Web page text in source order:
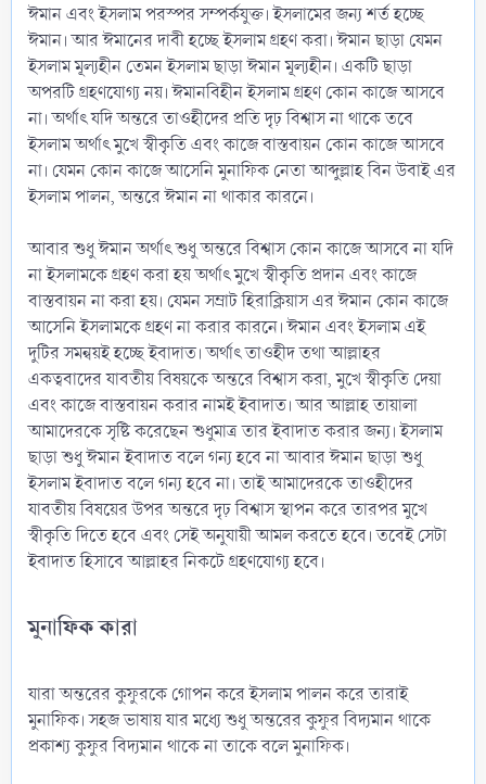
ঈমান এবং ইসলাম পরস্পর সম্পর্কযুক্ত। ইসলামের জন্য শর্ত হচ্ছে
ঈমান। আর ঈমানের দাবী হচ্ছে ইসলাম গ্রহণ করা। ঈমান ছাড়া যেমন
ইসলাম মূল্যহীন তেমন ইসলাম ছাড়া ঈমান মূল্যহীন। একটি ছাড়া
অপরটি গ্রহণযোগ্য নয়। ঈমানবিহীন ইসলাম গ্রহণ কোন কাজে আসবে
না। অর্থাৎ যদি অন্তরে তাওহীদের প্রতি দৃঢ় বিশ্বাস না থাকে তবে
ইসলাম অর্থাৎ মুখে স্বীকৃতি এবং কাজে বাস্তবায়ন কোন কাজে আসবে
না। যেমন কোন কাজে আসেনি মুনাফিক নেতা আব্দুল্লাহ বিন উবাই এর
ইসলাম পালন, অন্তরে ঈমান না থাকার কারনে।
আবার শুধু ঈমান অর্থাৎ শুধু অন্তরে বিশ্বাস কোন কাজে আসবে না যদি
না ইসলামকে গ্রহণ করা হয় অর্থাৎ মুখে স্বীকৃতি প্রদান এবং কাজে
বাস্তবায়ন না করা হয়। যেমন সম্রাট হিরাক্লিয়াস এর ঈমান কোন কাজে
আসেনি ইসলামকে গ্রহণ না করার কারনে। ঈমান এবং ইসলাম এই
দুটির সমন্বয়ই হচ্ছে ইবাদাত। অর্থাৎ তাওহীদ তথা আল্লাহর
একত্ববাদের যাবতীয় বিষয়কে অন্তরে বিশ্বাস করা, মুখে স্বীকৃতি দেয়া
এবং কাজে বাস্তবায়ন করার নামই ইবাদাত। আর আল্লাহ তায়ালা
আমাদেরকে সৃষ্টি করেছেন শুধুমাত্র তার ইবাদাত করার জন্য। ইসলাম
ছাড়া শুধু ঈমান ইবাদাত বলে গন্য হবে না আবার ঈমান ছাড়া শুধু
ইসলাম ইবাদাত বলে গন্য হবে না। তাই আমাদেরকে তাওহীদের
যাবতীয় বিষয়ের উপর অন্তরে দৃঢ় বিশ্বাস স্থাপন করে তারপর মুখে
স্বীকৃতি দিতে হবে এবং সেই অনুযায়ী আমল করতে হবে। তবেই সেটা
ইবাদাত হিসাবে আল্লাহর নিকটে গ্রহণযোগ্য হবে।
মুনাফিক কারা​
যারা অন্তরের কুফুরকে গোপন করে ইসলাম পালন করে তারাই
মুনাফিক। সহজ ভাষায় যার মধ্যে শুধু অন্তরের কুফুর বিদ্যমান থাকে
প্রকাশ্য কুফুর বিদ্যমান থাকে না তাকে বলে মুনাফিক।